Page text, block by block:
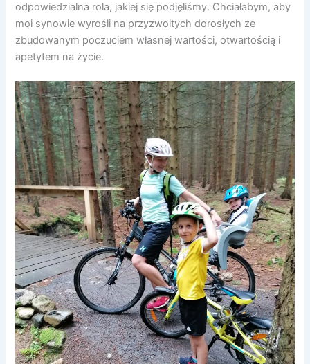
odpowiedzialna rola, jakiej się podjęliśmy. Chciałabym, aby
moi synowie wyrośli na przyzwoitych dorosłych ze
zbudowanym poczuciem własnej wartości, otwartością i
apetytem na życie.